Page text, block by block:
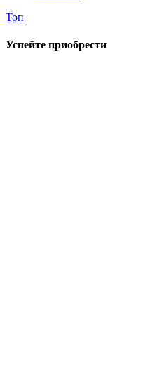
Топ
Успейте приобрести